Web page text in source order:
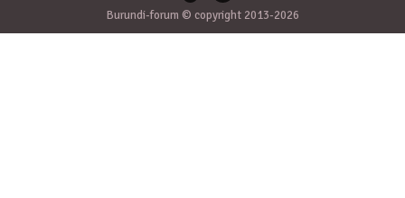
Burundi-forum © copyright 2013-2026